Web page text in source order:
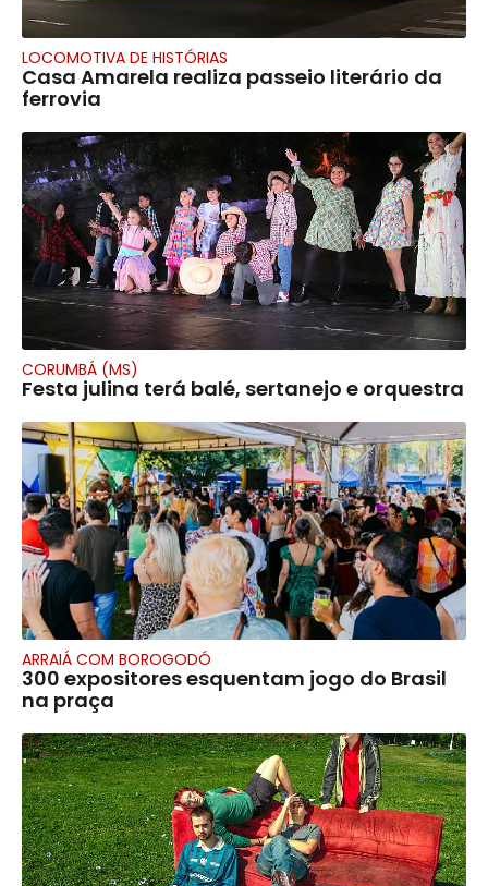
LOCOMOTIVA DE HISTÓRIAS
Casa Amarela realiza passeio literário da
ferrovia
CORUMBÁ (MS)
Festa julina terá balé, sertanejo e orquestra
ARRAIÁ COM BOROGODÓ
300 expositores esquentam jogo do Brasil
na praça